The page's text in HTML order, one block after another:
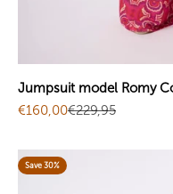
Jumpsuit model Romy
Sale price
€160,00Regular price
€229,95
Save 30%